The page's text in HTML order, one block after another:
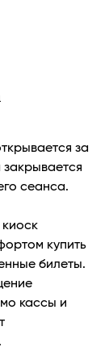
за
сеанса.
купить
билеты.
кассы и